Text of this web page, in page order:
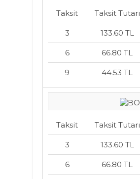
Taksit Taksit Tutarı
3 133.60 TL
6 66.80 TL
9 44.53 TL
Taksit Taksit Tutarı
3 133.60 TL
6 66.80 TL